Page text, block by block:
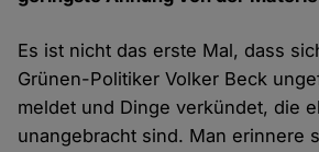
Es ist nicht das erste Mal, dass
Grünen-Politiker Volker Beck
meldet und Dinge verkündet, die
unangebracht sind. Man erinnere